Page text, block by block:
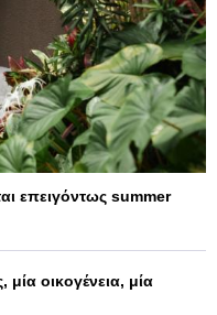
επειγόντως summer
οικογένεια, μία